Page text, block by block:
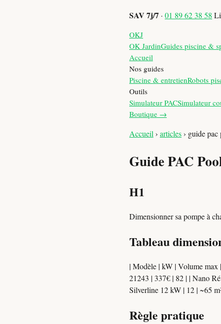
SAV 7j/7 · 01 89 62 38 58
OKJ
OK JardinGuides piscine &
Accueil
Nos guides
Piscine & entretienRobots
Outils
Simulateur PACSimulateur
Boutique →
Accueil › articles› guide pac
Guide PAC
H1
Dimensionner sa pompe à
Tableau
| Modèle | kW | Volume
21243 | 337€ | 82 | | Nano
Silverline 12 kW | 12 | ~65
Règle pratique